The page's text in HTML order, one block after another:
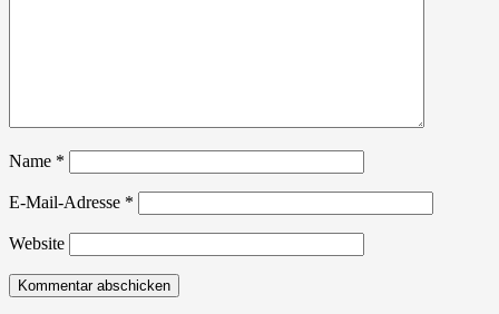
Name *
E-Mail-Adresse *
Website